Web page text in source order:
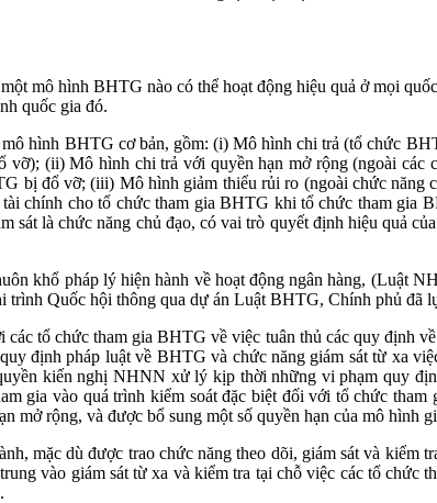
mô hình BHTG nào có thể hoạt động hiệu quả ở mọi
quốc gia đó.
hình BHTG cơ bản, gồm: (i) Mô hình chi trả (tổ chức
(ii) Mô hình chi trả với quyền hạn mở rộng (ngoài
bị đổ vỡ; (iii) Mô hình giảm thiểu rủi ro (ngoài chức
chính cho tổ chức tham gia BHTG khi tổ chức tham gia
là chức năng chủ đạo, có vai trò quyết định hiệu quả
khổ pháp lý hiện hành về hoạt động ngân hàng, (Luật
trình Quốc hội thông qua dự án Luật BHTG, Chính phủ
tổ chức tham gia BHTG về việc tuân thủ các quy định
định pháp luật về BHTG và chức năng giám sát từ xa
kiến nghị NHNN xử lý kịp thời những vi phạm quy
gia vào quá trình kiểm soát đặc biệt đối với tổ chức
rộng, và được bổ sung một số quyền hạn của mô hình
mặc dù được trao chức năng theo dõi, giám sát và kiểm
vào giám sát từ xa và kiểm tra tại chỗ việc các tổ